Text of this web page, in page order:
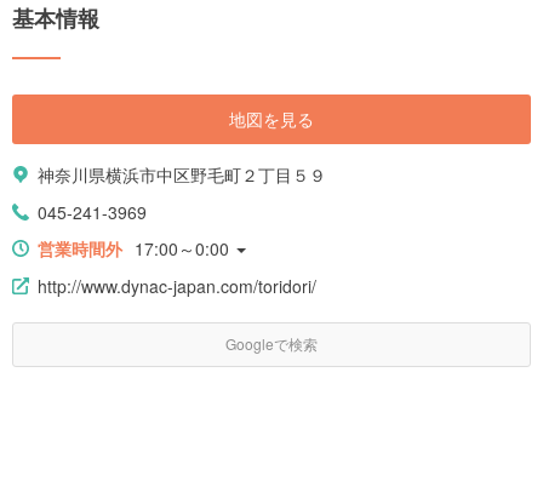
基本情報
地図を見る
神奈川県横浜市中区野毛町２丁目５９
045-241-3969
営業時間外 17:00～0:00
http://www.dynac-japan.com/toridori/
Googleで検索